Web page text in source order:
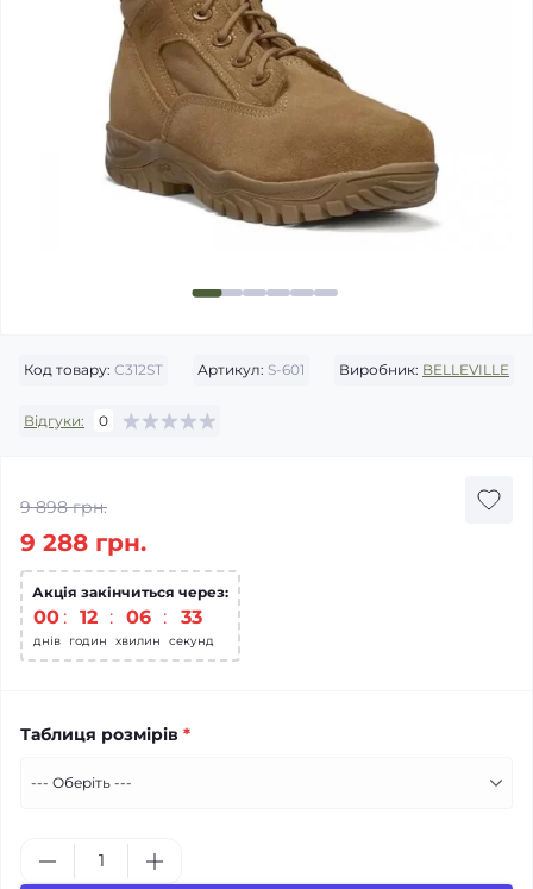
Код товару: C312ST Артикул: S-601 Виробник: BELLEVILLE
Відгуки: 0
9 898 грн.
9 288 грн.
Акція закінчиться через:
00
днів
12
годин
06
хвилин
32
секунд
Таблиця розмірів *